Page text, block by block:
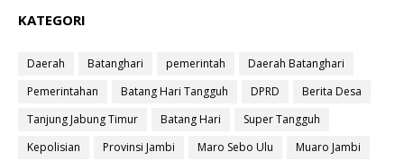
KATEGORI
Daerah Batanghari pemerintah
Daerah Batanghari
Pemerintahan
Batang Hari Tangguh DPRD
Berita Desa
Tanjung Jabung Timur
Batang Hari
Super Tangguh
Kepolisian
Provinsi Jambi Maro Sebo Ulu
Muaro Jambi